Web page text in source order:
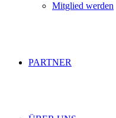
Mitglied werden
PARTNER